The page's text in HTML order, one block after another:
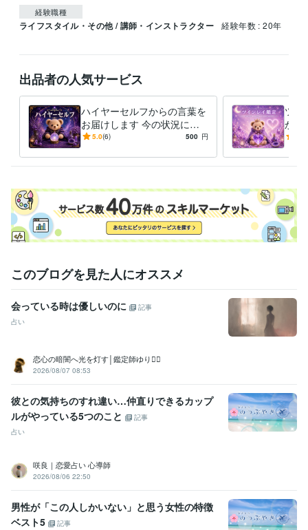
経験職種
ライフスタイル・その他 / 講師・インストラクター 経験年数 : 20年
出品者の人気サービス
ハイヤーセルフからの言葉を
お届けします 今の状況にそ
っと寄り添うメッセージです
5.0(6) 500 円
ツイ
かに
揺れ
このブログを見た人にオススメ
会っている時は優しいのに
記事
占い
恋心の暗闇へ光を灯す│鑑定師ゆり❁⃘
2026/08/07 08:53
彼との気持ちのすれ違い…仲直りできるカップ
ルがやっている5つのこと
記事
占い
咲良｜恋愛占い 心導師
2026/08/06 22:50
男性が「この人しかいない」と思う女性の特徴
ベスト5
記事